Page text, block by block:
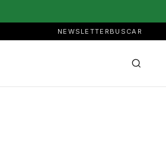
NEWSLETTER BUSCAR